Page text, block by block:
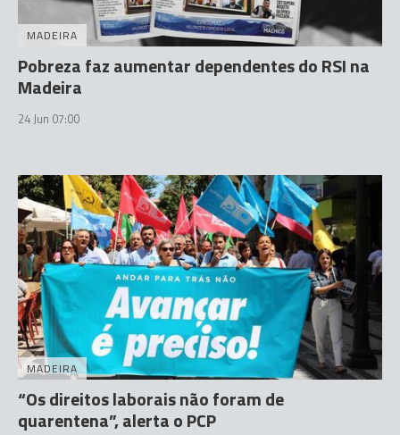
MADEIRA
Pobreza faz aumentar dependentes do RSI na
Madeira
24 Jun 07:00
MADEIRA
“Os direitos laborais não foram de
quarentena”, alerta o PCP